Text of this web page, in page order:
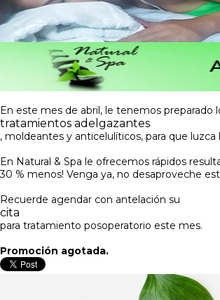
En este mes de abril, le tenemos preparado
tratamientos adelgazantes
, moldeantes y anticelulíticos, para que
En Natural & Spa le ofrecemos rápidos
30 % menos! Venga ya, no desaproveche
Recuerde agendar con antelación su
cita
para tratamiento posoperatorio este mes.
Promoción agotada.